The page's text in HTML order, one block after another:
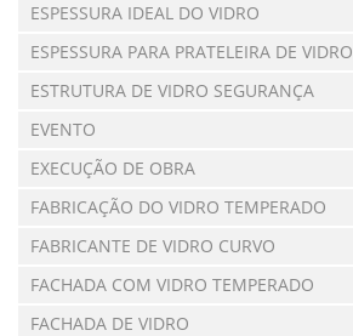
ESPESSURA IDEAL DO VIDRO
ESPESSURA PARA PRATELEIRA DE VIDRO
ESTRUTURA DE VIDRO SEGURANÇA
EVENTO
EXECUÇÃO DE OBRA
FABRICAÇÃO DO VIDRO TEMPERADO
FABRICANTE DE VIDRO CURVO
FACHADA COM VIDRO TEMPERADO
FACHADA DE VIDRO